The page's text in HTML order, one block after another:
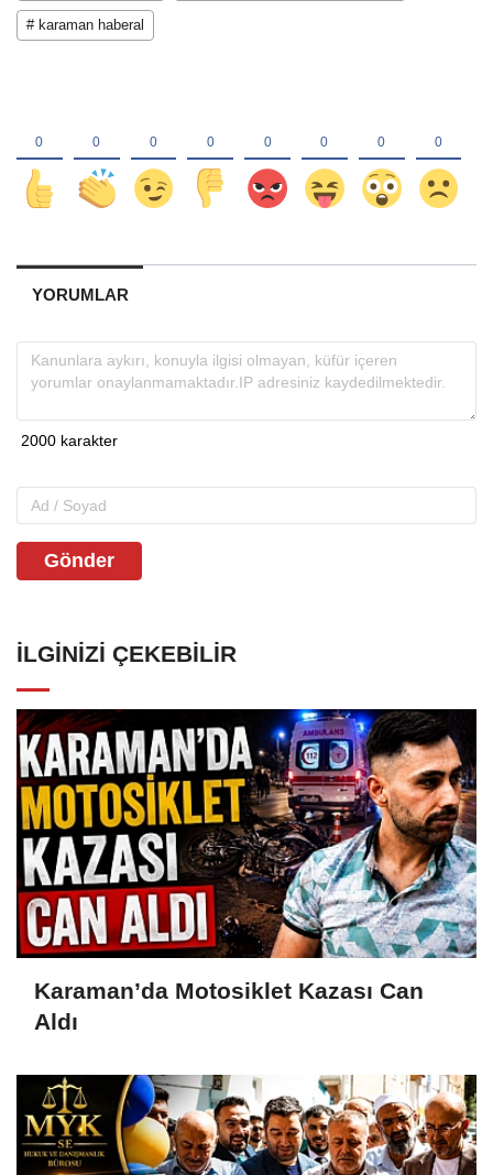
# karaman haberal
YORUMLAR
Gönder
İLGINIZI ÇEKEBILIR
Karaman’da Motosiklet Kazası Can
Aldı